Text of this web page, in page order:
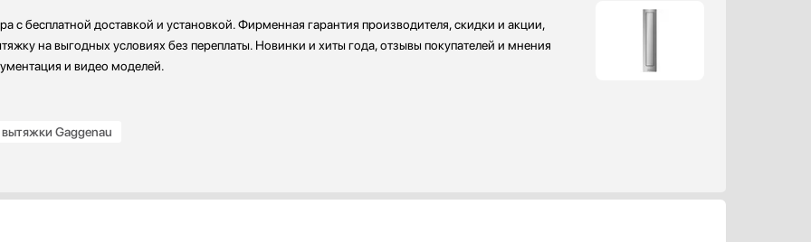
с бесплатной доставкой и установкой. Фирменная гарантия производителя, скидки и акции,
на выгодных условиях без переплаты. Новинки и хиты года, отзывы покупателей и мнения
и видео моделей.
Gaggenau